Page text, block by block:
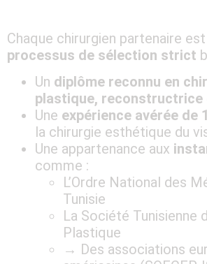
Chaque chirurgien partenaire
processus de sélection strict
Un diplôme reconnu en
plastique,
Une expérience avérée de
la chirurgie esthétique du
Une appartenance aux
comme :
L’Ordre National des
Tunisie
La Société Tunisienne
Plastique
→ Des associations